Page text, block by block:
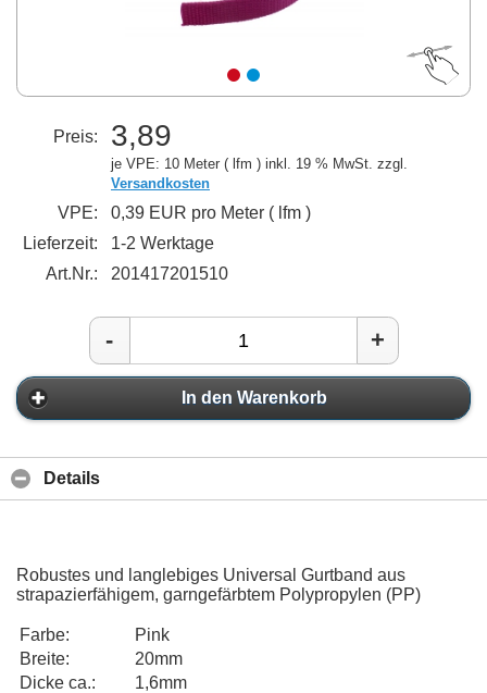
Preis: 3,89
je VPE: 10 Meter ( lfm ) inkl. 19 % MwSt. zzgl.
Versandkosten
VPE:
0,39 EUR pro Meter ( lfm )
Lieferzeit:
1-2 Werktage
Art.Nr.:
201417201510
- +
In den Warenkorb
Details
Robustes und langlebiges Universal Gurtband aus
strapazierfähigem, garngefärbtem Polypropylen (PP)
Farbe:
Pink
Breite:
20mm
Dicke ca.:
1,6mm